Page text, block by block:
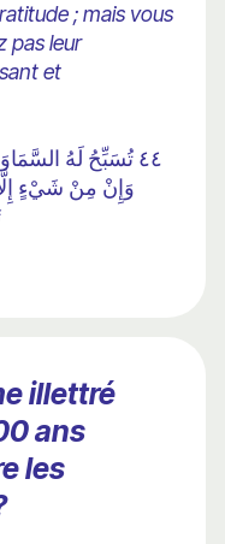
; mais vous
pas leur
et
٤٤ تُسَبِّحُ لَهُ
وَإِنْ مِنْ شَيْءٍ
illettré
ans
les